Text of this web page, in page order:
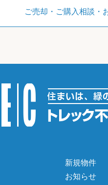
ご売却・ご購入相談・
新規物件
お知らせ